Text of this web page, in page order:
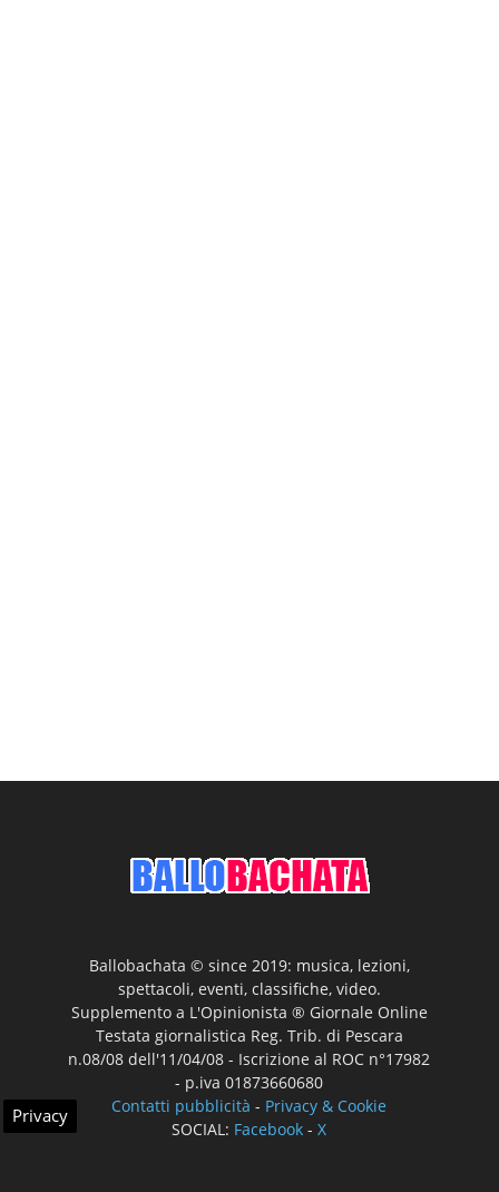
Ballobachata © since 2019: musica, lezioni,
spettacoli, eventi, classifiche, video.
Supplemento a L'Opinionista ® Giornale Online
Testata giornalistica Reg. Trib. di Pescara
n.08/08 dell'11/04/08 - Iscrizione al ROC n°17982
- p.iva 01873660680
Contatti pubblicità - Privacy & Cookie
SOCIAL: Facebook -X
Privacy